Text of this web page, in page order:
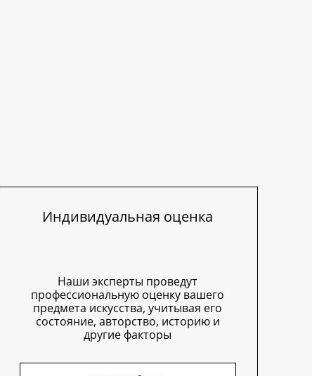
Индивидуальная оценка
Наши эксперты проведут
профессиональную оценку вашего
предмета искусства, учитывая его
состояние, авторство, историю и
другие факторы